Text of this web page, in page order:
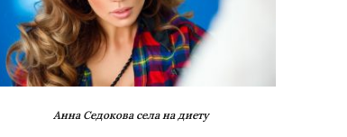
Анна Седокова села на диету